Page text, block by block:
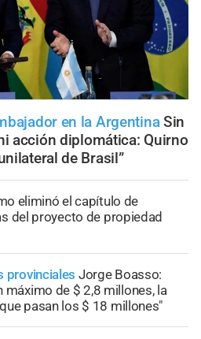
en la Argentina Sin
acción diplomática: Quirno
de Brasil”
eliminó el capítulo de
del proyecto de propiedad
provinciales Jorge Boasso:
máximo de $ 2,8 millones, la
pasan los $ 18 millones"